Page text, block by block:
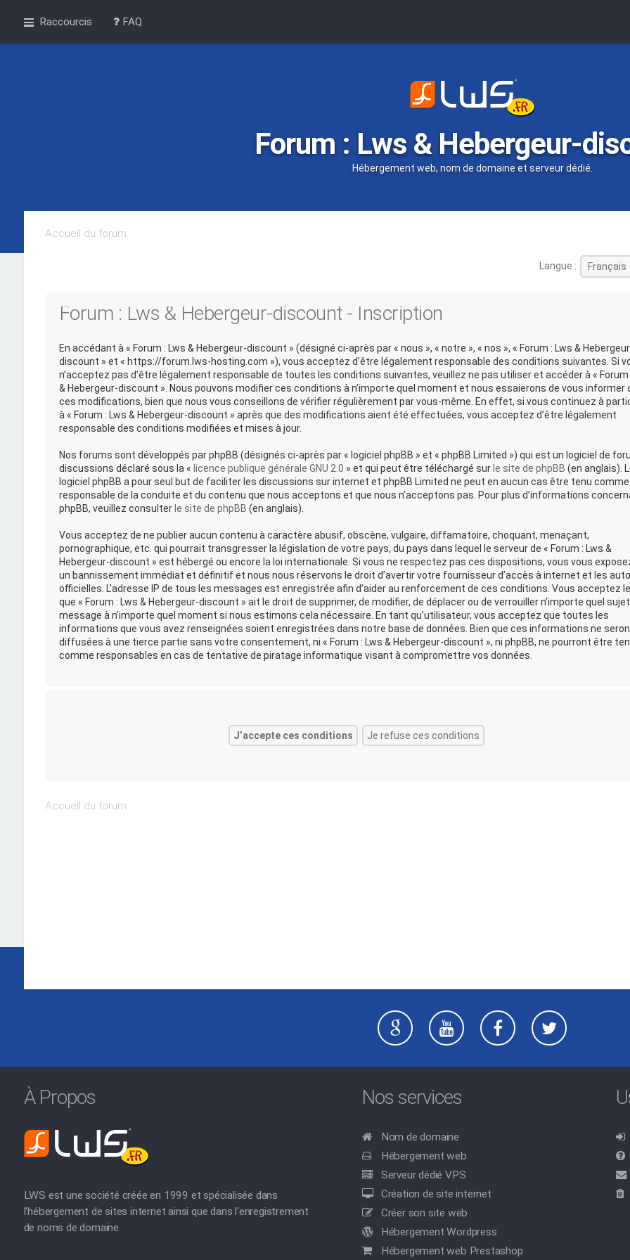
Raccourcis FAQ
Forum : Lws & Hebergeur-
Hébergement web, nom de domaine et serveur dédié.
Accueil du forum
Langue :
Forum : Lws & Hebergeur-discount - Inscription
En accédant à « Forum : Lws & Hebergeur-discount » (désigné ci-après par « nous », « notre », « nos », « Forum : Lws &
discount » et « https://forum.lws-hosting.com »), vous acceptez d’être légalement responsable des conditions suivantes. Si
n’acceptez pas d’être légalement responsable de toutes les conditions suivantes, veuillez ne pas utiliser et accéder à « Forum
& Hebergeur-discount ». Nous pouvons modifier ces conditions à n’importe quel moment et nous essaierons de vous informer
ces modifications, bien que nous vous conseillons de vérifier régulièrement par vous-même. En effet, si vous continuez à
à « Forum : Lws & Hebergeur-discount » après que des modifications aient été effectuées, vous acceptez d’être légalement
responsable des conditions modifiées et mises à jour.
Nos forums sont développés par phpBB (désignés ci-après par « logiciel phpBB » et « phpBB Limited ») qui est un logiciel de
discussions déclaré sous la « licence publique générale GNU 2.0 » et qui peut être téléchargé sur le site de phpBB (en anglais).
logiciel phpBB a pour seul but de faciliter les discussions sur internet et phpBB Limited ne peut en aucun cas être tenu comme
responsable de la conduite et du contenu que nous acceptons et que nous n’acceptons pas. Pour plus d’informations
phpBB, veuillez consulter le site de phpBB (en anglais).
Vous acceptez de ne publier aucun contenu à caractère abusif, obscène, vulgaire, diffamatoire, choquant, menaçant,
pornographique, etc. qui pourrait transgresser la législation de votre pays, du pays dans lequel le serveur de « Forum : Lws &
Hebergeur-discount » est hébergé ou encore la loi internationale. Si vous ne respectez pas ces dispositions, vous vous
un bannissement immédiat et définitif et nous nous réservons le droit d’avertir votre fournisseur d’accès à internet et les
officielles. L’adresse IP de tous les messages est enregistrée afin d’aider au renforcement de ces conditions. Vous acceptez
que « Forum : Lws & Hebergeur-discount » ait le droit de supprimer, de modifier, de déplacer ou de verrouiller n’importe quel
message à n’importe quel moment si nous estimons cela nécessaire. En tant qu’utilisateur, vous acceptez que toutes les
informations que vous avez renseignées soient enregistrées dans notre base de données. Bien que ces informations ne
diffusées à une tierce partie sans votre consentement, ni « Forum : Lws & Hebergeur-discount », ni phpBB, ne pourront être
comme responsables en cas de tentative de piratage informatique visant à compromettre vos données.
Accueil du forum
À Propos
LWS est une société créée en 1999 et spécialisée dans
l'hébergement de sites internet ainsi que dans l'enregistrement
de noms de domaine.
Nos services
Nom de domaine
Hébergement web
Serveur dédié VPS
Création de site internet
Créer son site web
Hébergement Wordpress
Hébergement web Prestashop